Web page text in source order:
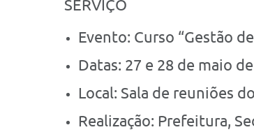
SERVIÇO
Evento: Curso “Gestão
Datas: 27 e 28 de maio
Local: Sala de reuniões
Realização: Prefeitura,